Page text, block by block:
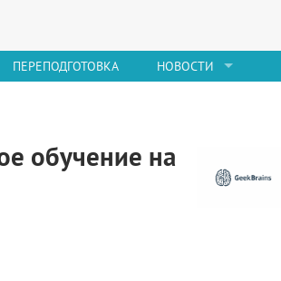
ПЕРЕПОДГОТОВКА НОВОСТИ
обучение на